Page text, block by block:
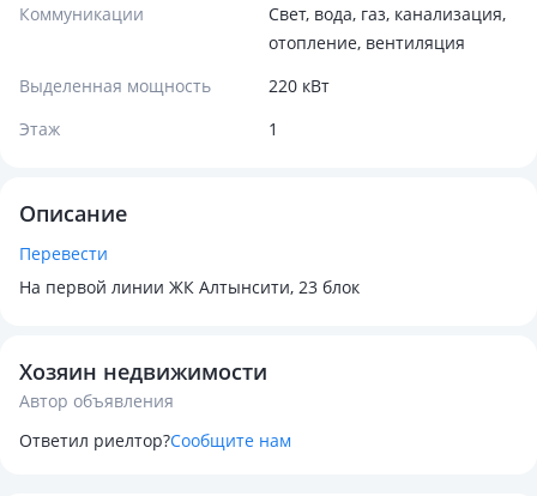
Коммуникации
Свет, вода, газ, канализация,
отопление, вентиляция
Выделенная мощность
220 кВт
Этаж
1
Описание
Перевести
На первой линии ЖК Алтынсити, 23 блок
Хозяин недвижимости
Автор объявления
Ответил риелтор?Сообщите нам